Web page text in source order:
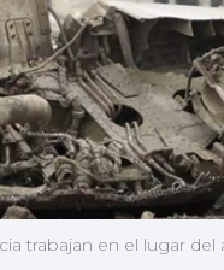
trabajan en el lugar del